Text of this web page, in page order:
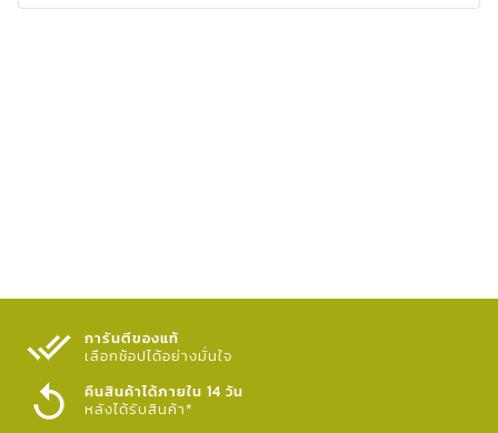
การันตีของแท้
เลือกช้อปได้อย่างมั่นใจ​
คืนสินค้าได้ภายใน 14 วัน
หลังได้รับสินค้า*